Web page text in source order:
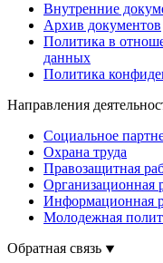
Внутренние
Архив документов
Политика в
данных
Политика
Направления
Социальное
Охрана труда
Правозащитная
Организационная
Информационная
Молодежная
Обратная связь